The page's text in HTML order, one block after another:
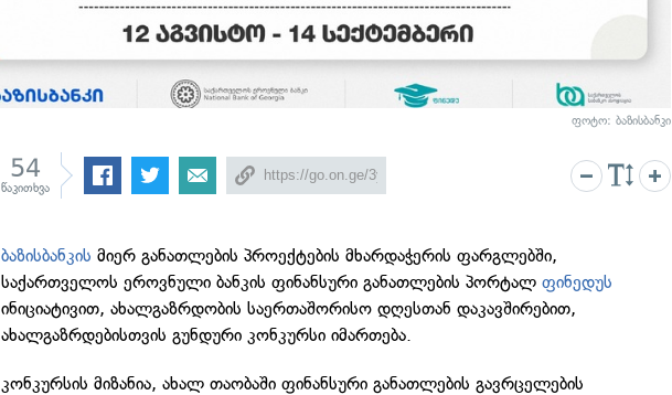
ფოტო: ბაზისბანკი
54
წაკითხვა
ბაზისბანკის მიერ განათლების პროექტების მხარდაჭერის ფარგლებში,
საქართველოს ეროვნული ბანკის ფინანსური განათლების პორტალფინედუს
ინიციატივით, ახალგაზრდობის საერთაშორისო დღესთან დაკავშირებით,
ახალგაზრდებისთვის გუნდური კონკურსი იმართება.
კონკურსის მიზანია, ახალ თაობაში ფინანსური განათლების გავრცელების